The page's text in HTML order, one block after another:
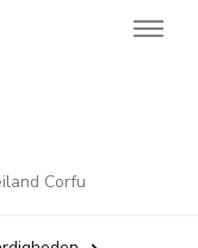
Corfu